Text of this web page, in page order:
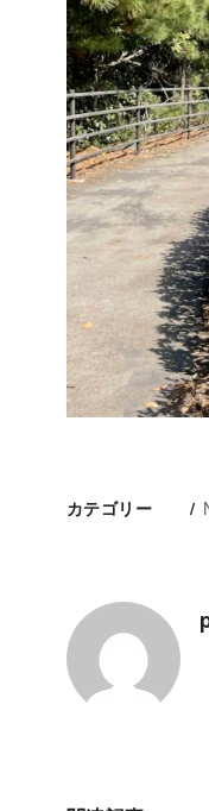
カテゴリー